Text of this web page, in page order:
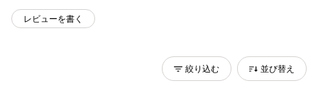
レビューを書く
絞り込む 並び替え